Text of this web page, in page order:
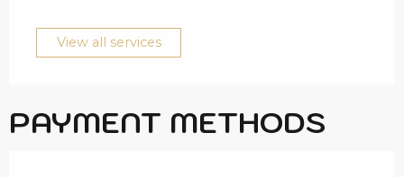
View all services
PAYMENT METHODS